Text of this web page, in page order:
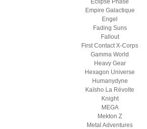
Eclipse Phase
Empire Galactique
Engel
Fading Suns
Fallout
First Contact X-Corps
Gamma World
Heavy Gear
Hexagon Universe
Humanydyne
Kaïsho La Révolte
Knight
MEGA
Mekton Z
Metal Adventures